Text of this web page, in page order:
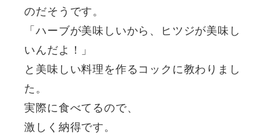
のだそうです。
「ハーブが美味しいから、ヒツジが美味し
いんだよ！」
と美味しい料理を作るコックに教わりまし
た。
実際に食べてるので、
激しく納得です。